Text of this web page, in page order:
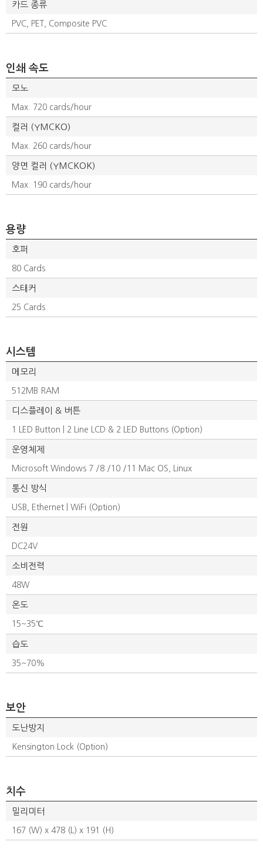
카드 종류
PVC, PET, Composite PVC
인쇄 속도
모노
Max. 720 cards/hour
컬러 (YMCKO)
Max. 260 cards/hour
양면 컬러 (YMCKOK)
Max. 190 cards/hour
용량
호퍼
80 Cards
스태커
25 Cards
시스템
메모리
512MB RAM
디스플레이 & 버튼
1 LED Button | 2 Line LCD & 2 LED Buttons (Option)
운영체제
Microsoft Windows 7 /8 /10 /11 Mac OS, Linux
통신 방식
USB, Ethernet | WiFi (Option)
전원
DC24V
소비전력
48W
온도
15~35℃
습도
35~70%
보안
도난방지
Kensington Lock (Option)
치수
밀리미터
167 (W) x 478 (L) x 191 (H)